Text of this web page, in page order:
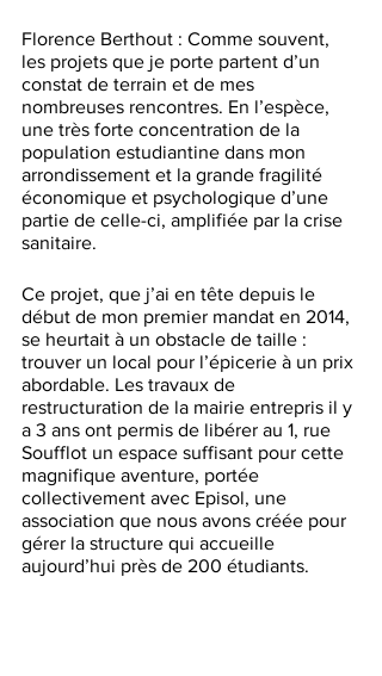
Florence Berthout : Comme souvent,
les projets que je porte partent d’un
constat de terrain et de mes
nombreuses rencontres. En l’espèce,
une très forte concentration de la
population estudiantine dans mon
arrondissement et la grande fragilité
économique et psychologique d’une
partie de celle-ci, amplifiée par la crise
sanitaire.
Ce projet, que j’ai en tête depuis le
début de mon premier mandat en 2014,
se heurtait à un obstacle de taille :
trouver un local pour l’épicerie à un prix
abordable. Les travaux de
restructuration de la mairie entrepris il y
a 3 ans ont permis de libérer au 1, rue
Soufflot un espace suffisant pour cette
magnifique aventure, portée
collectivement avec Episol, une
association que nous avons créée pour
gérer la structure qui accueille
aujourd’hui près de 200 étudiants.